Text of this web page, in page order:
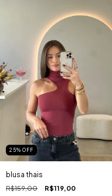
25% OFF
blusa thais
R$159,00 R$119,00